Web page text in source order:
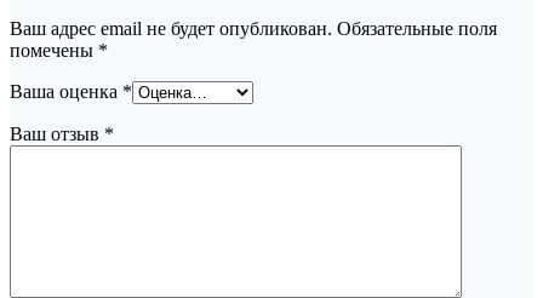
Ваш адрес email не будет опубликован. Обязательные поля
помечены *
Ваша оценка *
Ваш отзыв *